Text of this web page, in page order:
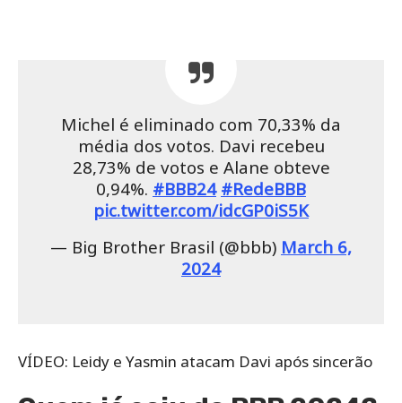
Michel é eliminado com 70,33% da
média dos votos. Davi recebeu
28,73% de votos e Alane obteve
0,94%. #BBB24 #RedeBBB
pic.twitter.com/idcGP0iS5K
— Big Brother Brasil (@bbb) March 6,
2024
VÍDEO: Leidy e Yasmin atacam Davi após sincerão